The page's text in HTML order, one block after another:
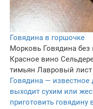
Говядина в горшочке
Морковь Говядина без
Красное вино
тимьян Лавровый лист
Говядина — известное
выходит сухим или
приготовить говядину